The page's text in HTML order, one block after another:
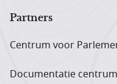
Partners
Centrum voor
Documentatie